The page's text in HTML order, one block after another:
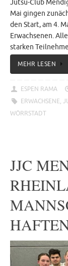
Jutsu-Club
Mai gingen
den Start, am 4.
Erwachsenen.
starken
MEHR LESEN
ESPEN RAMA
ERWACHSENE,
WÖRRSTADT
JJC